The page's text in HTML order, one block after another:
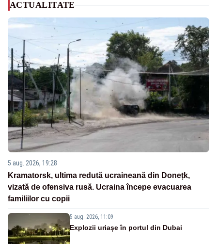
ACTUALITATE
5 aug. 2026, 19:28
Kramatorsk, ultima redută ucraineană din Donețk,
vizată de ofensiva rusă. Ucraina începe evacuarea
familiilor cu copii
5 aug. 2026, 11:09
Explozii uriașe în portul din Dubai